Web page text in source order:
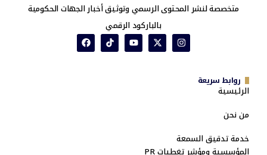
متخصصة لنشر المحتوى الرسمي وتوثيق أخبار الجهات الحكومية
بالباركود الرقمي
روابط سريعة
الرئيسية
من نحن
خدمة تدقيق السمعة
المؤسسية ومؤشر تغطيات PR